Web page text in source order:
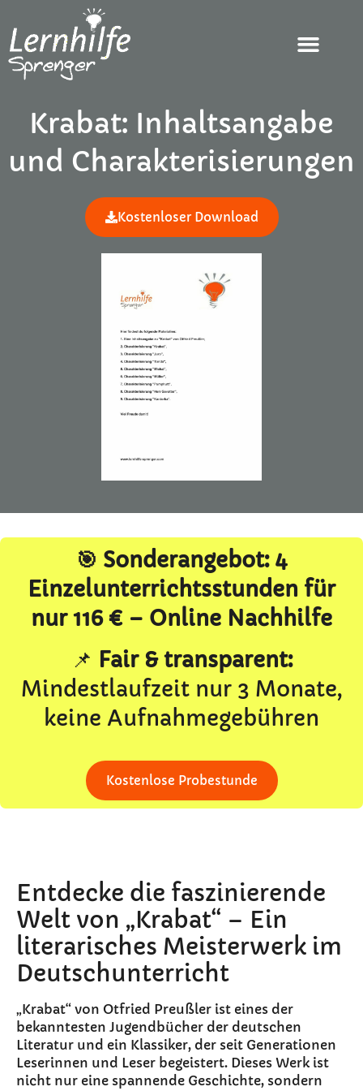
Krabat: Inhaltsangabe
und Charakterisierungen
Kostenloser Download
🎯 Sonderangebot: 4
Einzelunterrichtsstunden für
nur 116 € – Online Nachhilfe
📌 Fair & transparent:
Mindestlaufzeit nur 3 Monate,
keine Aufnahmegebühren
Kostenlose Probestunde
Entdecke die faszinierende
Welt von „Krabat“ – Ein
literarisches Meisterwerk im
Deutschunterricht
„Krabat“ von Otfried Preußler ist eines der
bekanntesten Jugendbücher der deutschen
Literatur und ein Klassiker, der seit Generationen
Leserinnen und Leser begeistert. Dieses Werk ist
nicht nur eine spannende Geschichte, sondern